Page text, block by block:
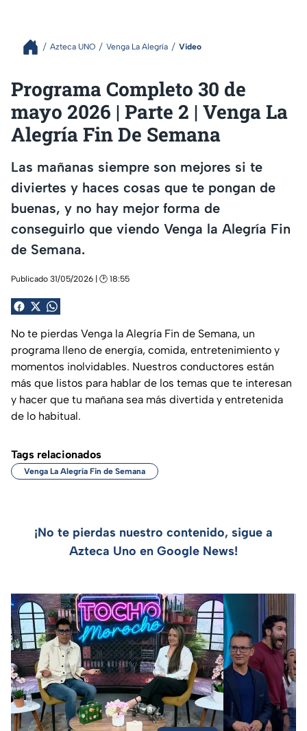
Azteca UNO Venga La Alegría Video
Programa Completo 30 de
mayo 2026 | Parte 2 | Venga La
Alegría Fin De Semana
Las mañanas siempre son mejores si te
diviertes y haces cosas que te pongan de
buenas, y no hay mejor forma de
conseguirlo que viendo Venga la Alegría Fin
de Semana.
Publicado 31/05/2026 | 🕑 18:55
No te pierdas Venga la Alegría Fin de Semana, un
programa lleno de energía, comida, entretenimiento y
momentos inolvidables. Nuestros conductores están
más que listos para hablar de los temas que te interesan
y hacer que tu mañana sea más divertida y entretenida
de lo habitual.
Tags relacionados
Venga La Alegría Fin de Semana
¡No te pierdas nuestro contenido, sigue a
Azteca Uno en Google News!